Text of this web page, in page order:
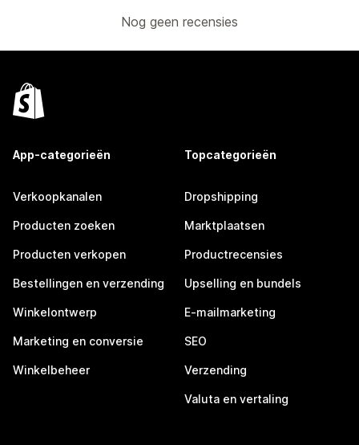
Nog geen recensies
App-categorieën
Verkoopkanalen
Producten zoeken
Producten verkopen
Bestellingen en verzending
Winkelontwerp
Marketing en conversie
Winkelbeheer
Topcategorieën
Dropshipping
Marktplaatsen
Productrecensies
Upselling en bundels
E-mailmarketing
SEO
Verzending
Valuta en vertaling